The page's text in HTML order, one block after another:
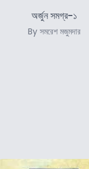
অর্জুন সমগ্র-১
By সমরেশ মজুমদার